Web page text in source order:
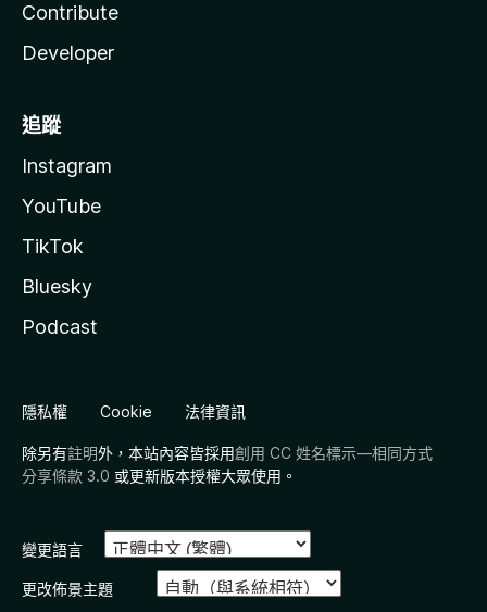
Contribute
Developer
追蹤
Instagram
YouTube
TikTok
Bluesky
Podcast
隱私權 Cookie 法律資訊
除另有註明外，本站內容皆採用創用 CC 姓名標示—相同方式
分享條款 3.0 或更新版本授權大眾使用。
變更語言
更改佈景主題